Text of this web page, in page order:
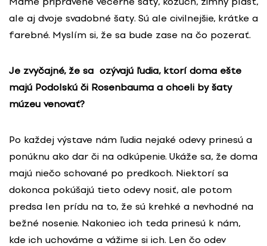
ale aj dvoje svadobné šaty. Sú ale civilnejšie, krátke a
farebné. Myslím si, že sa bude zase na čo pozerať.
Je zvyčajné, že sa ozývajú ľudia, ktorí doma ešte
majú Podolskú či Rosenbauma a chceli by šaty
múzeu venovať?
Po každej výstave nám ľudia nejaké odevy prinesú a
ponúknu ako dar či na odkúpenie. Ukáže sa, že doma
majú niečo schované po predkoch. Niektorí sa
dokonca pokúšajú tieto odevy nosiť, ale potom
predsa len prídu na to, že sú krehké a nevhodné na
bežné nosenie. Nakoniec ich teda prinesú k nám,
kde ich uchováme a vážime si ich. Len čo odev